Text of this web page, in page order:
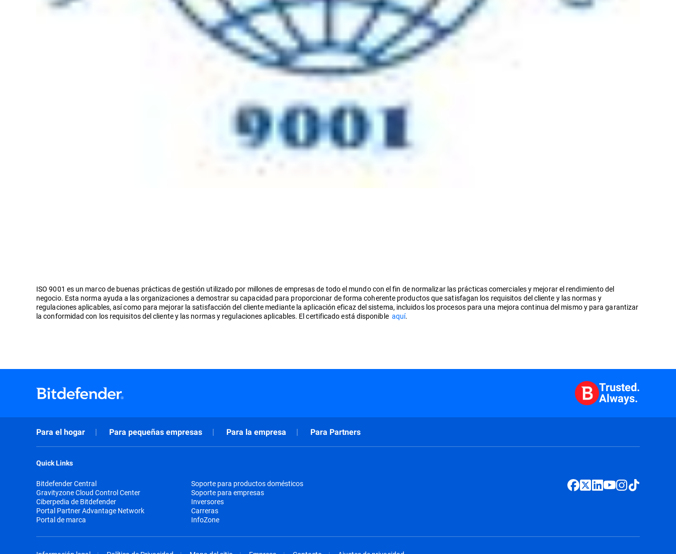
ISO 9001 es un marco de buenas prácticas de gestión utilizado por millones de empresas de todo el mundo con el fin de normalizar las prácticas comerciales y mejorar el rendimiento del
negocio. Esta norma ayuda a las organizaciones a demostrar su capacidad para proporcionar de forma coherente productos que satisfagan los requisitos del cliente y las normas y
regulaciones aplicables, así como para mejorar la satisfacción del cliente mediante la aplicación eficaz del sistema, incluidos los procesos para una mejora continua del mismo y para garantizar
la conformidad con los requisitos del cliente y las normas y regulaciones aplicables. El certificado está disponible aquí.
Trusted.
Always.
Para el hogar Para pequeñas empresas Para la empresa Para Partners
Quick Links
Bitdefender Central
Gravityzone Cloud Control Center
Ciberpedia de Bitdefender
Portal Partner Advantage Network
Portal de marca
Soporte para productos domésticos
Soporte para empresas
Inversores
Carreras
InfoZone